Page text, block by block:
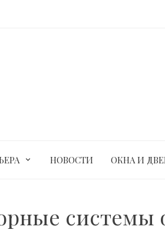
НОВОСТИ ОКНА И